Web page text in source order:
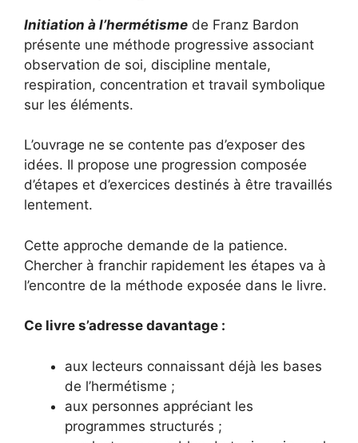
Initiation à l’hermétisme de Franz Bardon
présente une méthode progressive associant
observation de soi, discipline mentale,
respiration, concentration et travail symbolique
sur les éléments.
L’ouvrage ne se contente pas d’exposer des
idées. Il propose une progression composée
d’étapes et d’exercices destinés à être travaillés
lentement.
Cette approche demande de la patience.
Chercher à franchir rapidement les étapes va à
l’encontre de la méthode exposée dans le livre.
Ce livre s’adresse davantage :
aux lecteurs connaissant déjà les bases
de l’hermétisme ;
aux personnes appréciant les
programmes structurés ;